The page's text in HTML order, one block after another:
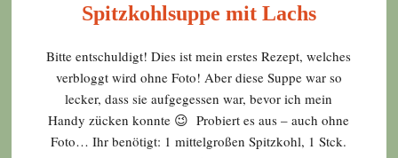
Spitzkohlsuppe mit Lachs
Bitte entschuldigt! Dies ist mein erstes Rezept, welches
verbloggt wird ohne Foto! Aber diese Suppe war so
lecker, dass sie aufgegessen war, bevor ich mein
Handy zücken konnte 😉 Probiert es aus – auch ohne
Foto… Ihr benötigt: 1 mittelgroßen Spitzkohl, 1 Stck.